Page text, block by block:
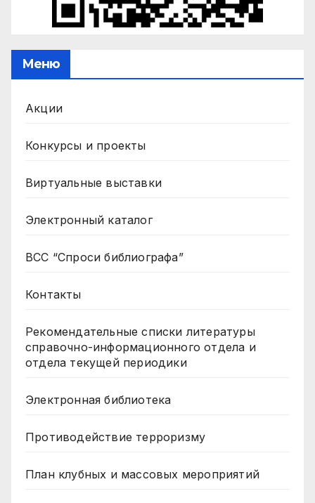
Меню
Акции
Конкурсы и проекты
Виртуальные выставки
Электронный каталог
ВСС “Спроси библиографа”
Контакты
Рекомендательные списки литературы
справочно-информационного отдела и
отдела текущей периодики
Электронная библиотека
Противодействие терроризму
План клубных и массовых мероприятий